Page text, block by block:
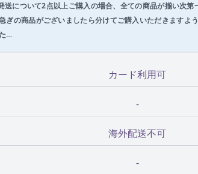
について2点以上ご購入の場合、全ての商品が揃い次第
の商品がございましたら分けてご購入いただきますよ
…
カード利用可
-
海外配送不可
-